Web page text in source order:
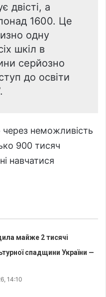
двісті, а
1600. Це
одну
шкіл в
серйозно
до освіти
неможливість
900 тисяч
навчатися
майже 2 тисячі
спадщини України —
14:10